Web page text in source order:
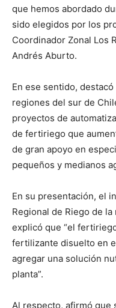
que hemos abordado
sido elegidos por los
Coordinador Zonal Los
Andrés Aburto.
En ese sentido,
regiones del sur de
proyectos de
de fertiriego que
de gran apoyo en
pequeños y medianos
En su presentación, el
Regional de Riego de
explicó que “el
fertilizante disuelto en
agregar una solución
planta”.
Al respecto, afirmó que